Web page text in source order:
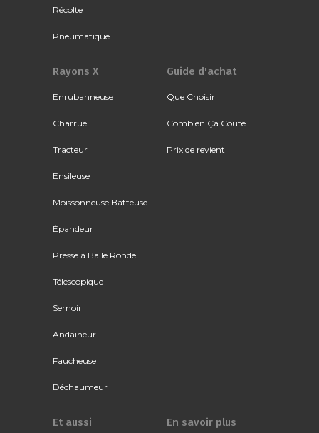
Récolte
Pneumatique
Rayons X
Enrubanneuse
Charrue
Tracteur
Ensileuse
Moissonneuse Batteuse
Épandeur
Presse à Balle Ronde
Télescopique
Semoir
Andaineur
Faucheuse
Déchaumeur
Guide d'achat
Que Choisir
Combien Ça Coûte
Prix de revient
Et aussi En savoir plus